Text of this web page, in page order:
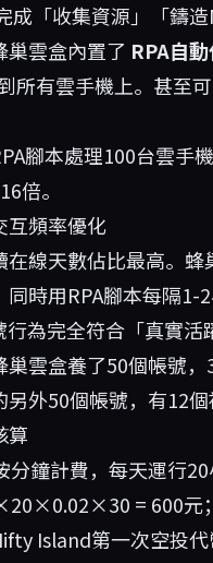
成「收集資源」「鑄
巢雲盒內置了 RPA自
所有雲手機上。甚至
腳本處理100台雲手
倍。
互頻率優化
在線天數佔比最高。
時用RPA腳本每隔1-
為完全符合「真實活
雲盒養了50個帳號
外50個帳號，有12
算
分鐘計費，每天運行
= 600元
Island第一次空投